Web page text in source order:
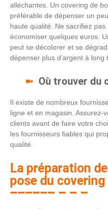
alléchantes. Un covering de
préférable de dépenser un
haute qualité. Ne sacrifiez
économiser quelques euros.
peut se décolorer et se
dépenser plus d’argent à long
Où trouver du
Il existe de nombreux
ligne et en magasin. Assurez-
clients avant de faire votre
les fournisseurs fiables qui
qualité.
La préparation
pose du covering